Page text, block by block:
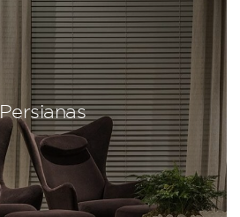
Persianas